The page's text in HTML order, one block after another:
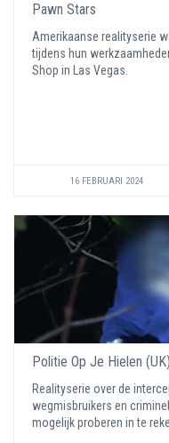
Pawn Stars
Amerikaanse realityserie
tijdens hun
Shop in Las Vegas.
16 FEBRUARI 2024
Politie Op Je Hielen (UK)
Realityserie over de
wegmisbruikers en
mogelijk proberen in te